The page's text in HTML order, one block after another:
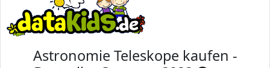
Astronomie Teleskope kaufen -